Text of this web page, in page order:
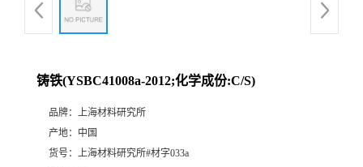
铸铁(YSBC41008a-2012;化学成份:C/S)
品牌： 上海材料研究所
产地： 中国
货号： 上海材料研究所#材字033a